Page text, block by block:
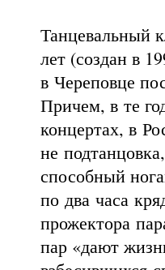
Танцевальный
лет (создан в
в Череповце
Причем, в те
концертах, в
не
способный
по два часа
прожектора
пар «дают